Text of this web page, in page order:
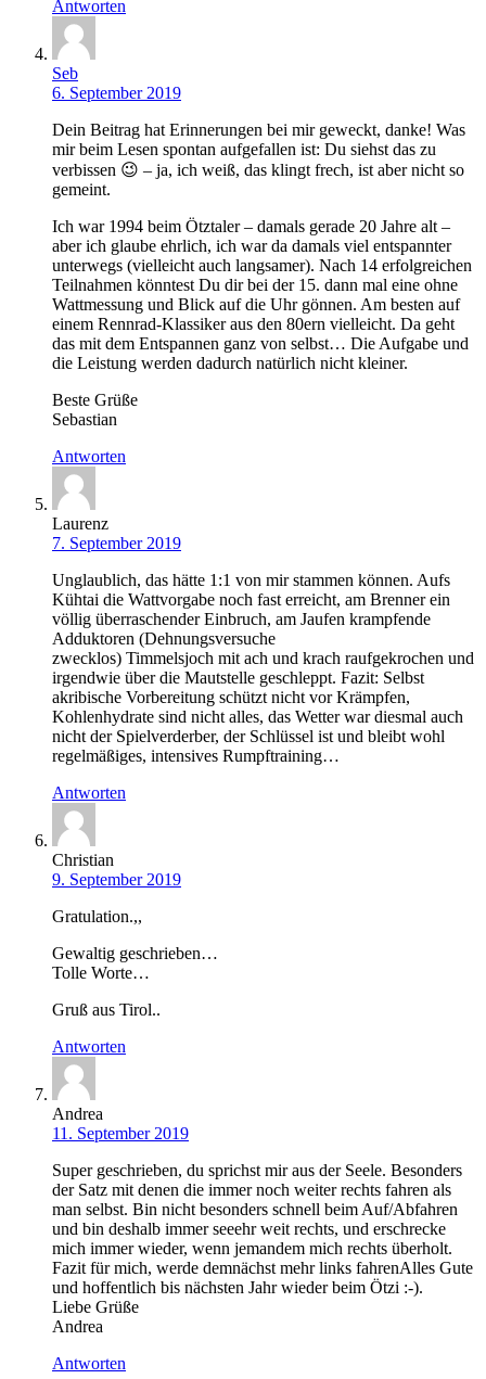
Antworten
Seb
6. September 2019
Dein Beitrag hat Erinnerungen bei mir geweckt, danke! Was
mir beim Lesen spontan aufgefallen ist: Du siehst das zu
verbissen 😉 – ja, ich weiß, das klingt frech, ist aber nicht so
gemeint.
Ich war 1994 beim Ötztaler – damals gerade 20 Jahre alt –
aber ich glaube ehrlich, ich war da damals viel entspannter
unterwegs (vielleicht auch langsamer). Nach 14 erfolgreichen
Teilnahmen könntest Du dir bei der 15. dann mal eine ohne
Wattmessung und Blick auf die Uhr gönnen. Am besten auf
einem Rennrad-Klassiker aus den 80ern vielleicht. Da geht
das mit dem Entspannen ganz von selbst… Die Aufgabe und
die Leistung werden dadurch natürlich nicht kleiner.
Beste Grüße
Sebastian
Antworten
Laurenz
7. September 2019
Unglaublich, das hätte 1:1 von mir stammen können. Aufs
Kühtai die Wattvorgabe noch fast erreicht, am Brenner ein
völlig überraschender Einbruch, am Jaufen krampfende
Adduktoren (Dehnungsversuche
zwecklos) Timmelsjoch mit ach und krach raufgekrochen und
irgendwie über die Mautstelle geschleppt. Fazit: Selbst
akribische Vorbereitung schützt nicht vor Krämpfen,
Kohlenhydrate sind nicht alles, das Wetter war diesmal auch
nicht der Spielverderber, der Schlüssel ist und bleibt wohl
regelmäßiges, intensives Rumpftraining…
Antworten
Christian
9. September 2019
Gratulation.,,
Gewaltig geschrieben…
Tolle Worte…
Gruß aus Tirol..
Antworten
Andrea
11. September 2019
Super geschrieben, du sprichst mir aus der Seele. Besonders
der Satz mit denen die immer noch weiter rechts fahren als
man selbst. Bin nicht besonders schnell beim Auf/Abfahren
und bin deshalb immer seeehr weit rechts, und erschrecke
mich immer wieder, wenn jemandem mich rechts überholt.
Fazit für mich, werde demnächst mehr links fahrenAlles Gute
und hoffentlich bis nächsten Jahr wieder beim Ötzi :-).
Liebe Grüße
Andrea
Antworten